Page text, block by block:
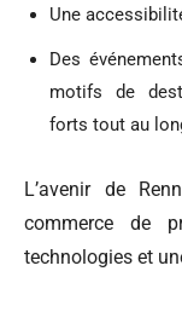
Une
Des
motifs de
forts tout au
L’avenir de
commerce de
technologies et